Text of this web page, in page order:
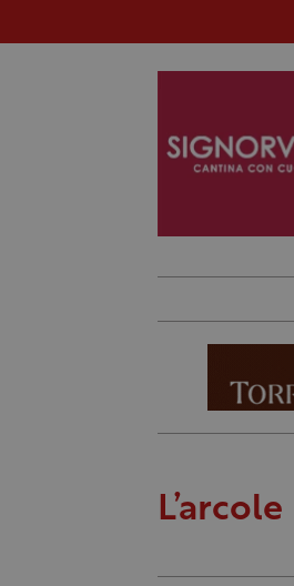
L’arcole